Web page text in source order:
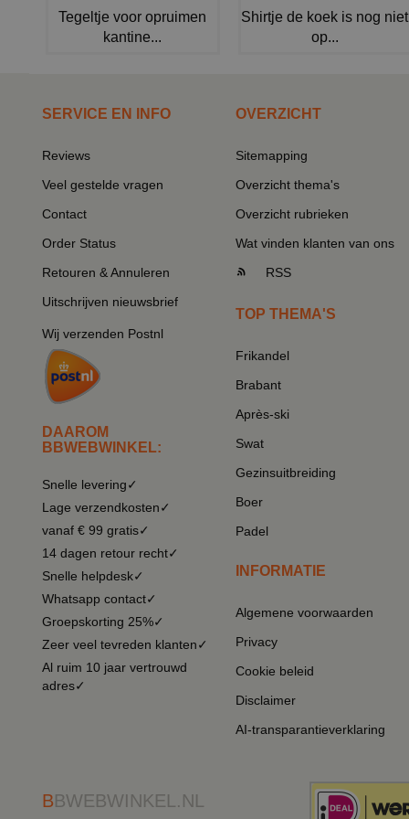
Tegeltje voor opruimen
kantine...
Shirtje de koek is nog niet
op...
SERVICE EN INFO
Reviews
Veel gestelde vragen
Contact
Order Status
Retouren & Annuleren
Uitschrijven nieuwsbrief
Wij verzenden Postnl
DAAROM
BBWEBWINKEL:
Snelle levering✓
Lage verzendkosten✓
vanaf € 99 gratis✓
14 dagen retour recht✓
Snelle helpdesk✓
Whatsapp contact✓
Groepskorting 25%✓
Zeer veel tevreden klanten✓
Al ruim 10 jaar vertrouwd
adres✓
OVERZICHT
Sitemapping
Overzicht thema's
Overzicht rubrieken
Wat vinden klanten van ons
RSS
TOP THEMA'S
Frikandel
Brabant
Après-ski
Swat
Gezinsuitbreiding
Boer
Padel
INFORMATIE
Algemene voorwaarden
Privacy
Cookie beleid
Disclaimer
AI-transparantieverklaring
BBWEBWINKEL.NL